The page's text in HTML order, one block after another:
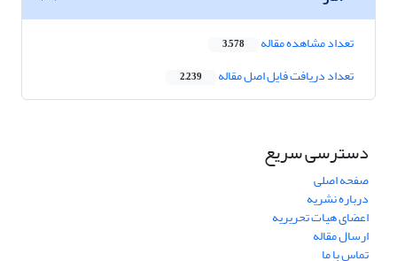
تعداد مشاهده مقاله 3,578
تعداد دریافت فایل اصل مقاله 2,239
دسترسی سریع
صفحه اصلی
درباره نشریه
اعضای هیات تحریریه
ارسال مقاله
تماس با ما